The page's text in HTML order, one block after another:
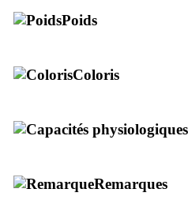
Poids
Coloris
Remarques